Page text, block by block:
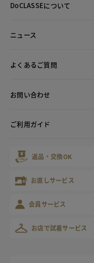
DoCLASSEについて
ニュース
よくあるご質問
お問い合わせ
ご利用ガイド
返品・交換OK
お直しサービス
会員サービス
お店で試着サービス